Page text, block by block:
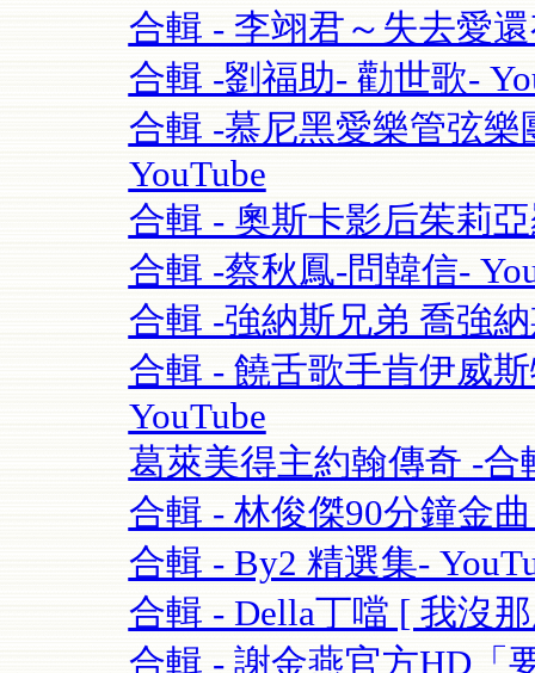
合輯 - 李翊君～失去愛
合輯 -劉福助- 勸世歌-
合輯 -慕尼黑愛樂管弦樂
YouTube
合輯 - 奧斯卡影后茱莉亞
合輯 -蔡秋鳳-問韓信-
合輯 -強納斯兄弟 喬強納
合輯 - 饒舌歌手肯伊威
YouTube
葛萊美得主約翰傳奇 -合
合輯 - 林俊傑90分鐘金
合輯 - By2 精選集-
合輯 - Della丁噹 [ 我沒
合輯 - 謝金燕官方HD「